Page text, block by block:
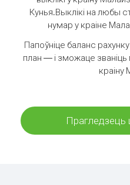
Кунья.Выклікі на любы
нумар у краіне
Папоўніце баланс
план — і зможаце званіць
краіну
Прагледзець